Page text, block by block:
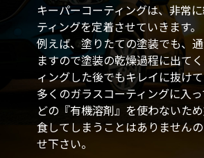
キーパーコーティングは、非常
ティングを定着させていきます。
例えば、塗りたての塗装でも、
ますので塗装の乾燥過程に出て
ィングした後でもキレイに抜け
多くのガラスコーティングに入
どの『有機溶剤』を使わないた
食してしまうことはありません
せ下さい。